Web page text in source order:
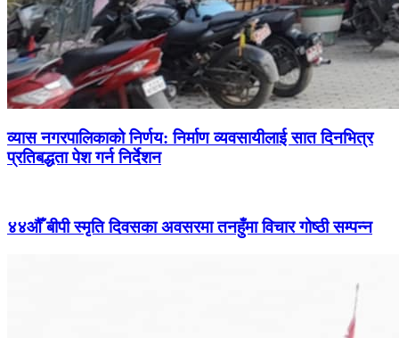
व्यास नगरपालिकाको निर्णय: निर्माण व्यवसायीलाई सात दिनभित्र
प्रतिबद्धता पेश गर्न निर्देशन
४४औँ बीपी स्मृति दिवसका अवसरमा तनहुँमा विचार गोष्ठी सम्पन्न